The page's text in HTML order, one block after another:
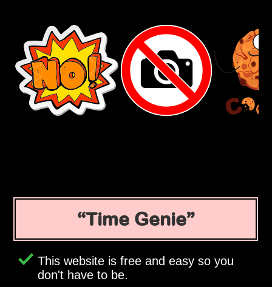
Time Genie
This website is free and easy so you
don't have to be.